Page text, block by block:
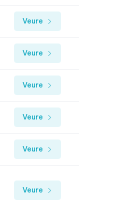
Veure
Veure
Veure
Veure
Veure
Veure